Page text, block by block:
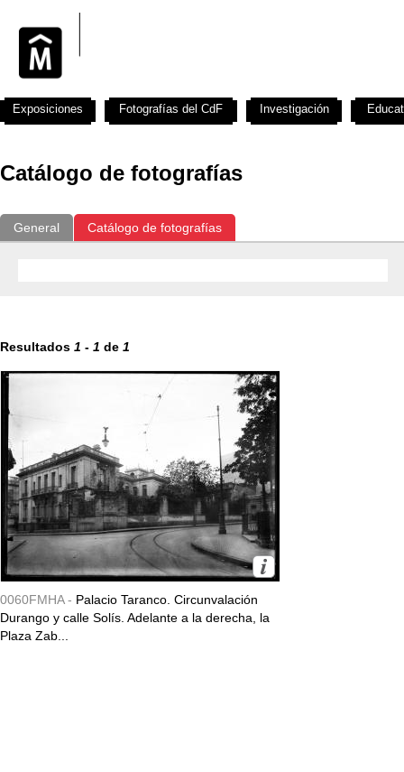
Catálogo de fotografías
General Catálogo de fotografías
Resultados 1 - 1 de 1
0060FMHA - Palacio Taranco. Circunvalación
Durango y calle Solís. Adelante a la derecha, la
Plaza Zab...
Exposiciones Fotografías del CdF Investigación